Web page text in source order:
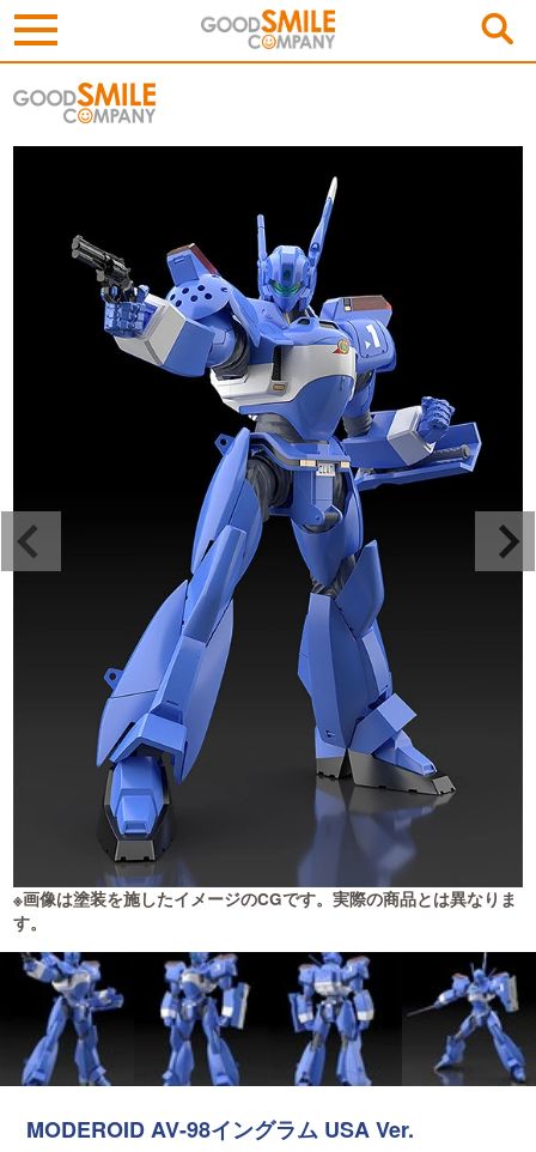
※画像は塗装を施したイメージのCGです。実際の商品とは異なりま
す。
MODEROID AV-98イングラム USA Ver.